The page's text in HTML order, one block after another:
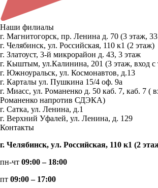
Наши филиалы
г. Магнитогорск, пр. Ленина д. 70 (3 этаж,
г. Челябинск, ул. Российская, 110 к1 (2 этаж)
г. Златоуст, 3-й микрорайон д. 43, 3 этаж
г. Кыштым, ул.Калинина, 201 (3 этаж, вход с
г. Южноуральск, ул. Космонавтов, д.13
г. Карталы ул. Пушкина 15/4 оф. 9а
г. Миасс, ул. Романенко д. 50 каб. 7, каб. 7 (
Романенко напротив СДЭКА)
г. Сатка, ул. Ленина, д.1
г. Верхний Уфалей, ул. Ленина, д. 129
Контакты
г. Челябинск, ул. Российская, 110 к1 (2
пн-чт 09:00 – 18:00
пт 09:00 – 17:00